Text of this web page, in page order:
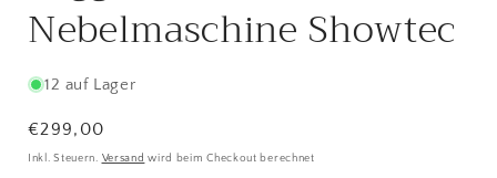
Nebelmaschine Showtec
12 auf Lager
Normaler
Preis
€299,00
Inkl. Steuern. Versand wird beim Checkout berechnet